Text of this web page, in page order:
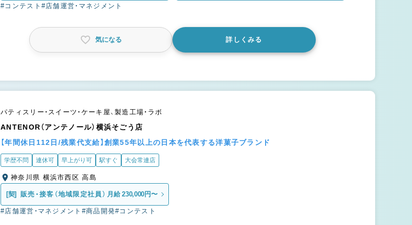
#コンテスト #店舗運営・マネジメント
気になる 詳しくみる
パティスリー・スイーツ・ケーキ屋、製造工場・ラボ
ANTENOR（アンテノール）横浜そごう店
【年間休日112日/残業代支給】創業55年以上の日本を代表する洋菓子ブランド
学歴不問 連休可 早上がり可 駅すぐ 大会常連店
神奈川県 横浜市西区 高島
[契] 販売・接客（地域限定社員） 月給 230,000円〜
#店舗運営・マネジメント #商品開発#コンテスト